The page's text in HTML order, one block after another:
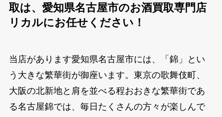
取は、愛知県名古屋市のお酒買取専門店
リカルにお任せください！
当店があります愛知県名古屋市には、「錦」とい
う大きな繁華街が御座います。東京の歌舞伎町、
大阪の北新地と肩を並べる程おおきな繁華街であ
る名古屋錦では、毎日たくさんの方々が楽しんで